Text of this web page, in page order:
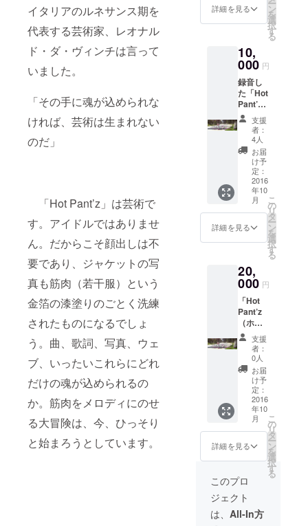
イタリアのルネサンス期を
代表する芸術家、レオナル
ド・ダ・ヴィンチは言って
いました。
「その手に魂が込められな
ければ、芸術は生まれない
のだ」
「Hot Pant’z」は芸術で
す。アイドルではありませ
ん。だからこそ顔出しは不
要であり、ジャケットの写
真も筋肉（若干服）という
金箔の漆塗りのごとく洗練
されたものになるでしょ
う。曲、歌詞、写真、ウェ
ブ、いったいこれらにどれ
だけの魂が込められるの
か。筋肉をメロディにのせ
る大冒険は、今、ひっそり
と始まろうとしています。
ナル
キャッ
プ、
ジェン
ド」
「筋肉
バカ特
製シー
ル」
「筋肉
バカコ
ラボヘ
ルシー
カレー2
食セッ
ト」お
届けい
たしま
す。
(\10500
詳細を見る ー
ン
を
選
択
す
る
10,
000 円
録音し
た「Hot
Pant’z
（ホッ
トパン
ツ）」
新曲音
源デー
タをCD
にし、
オリジ
ナルギ
フト
パッ
ケージ
でプレ
ト！ ①
＋新曲
音源
データ
をCDに
し、盤
面には
「Hot
Pant’z
（ホッ
トパン
ツ）」
直筆サ
イン入
り。更
に、あ
なたの
バカ
ドット
コムの
「Hot
Pant’z
支援
者：
4人
お届
け予
定：
2016
年10
月
詳細を見る
こ
の
リ
タ
ー
ン
を
選
択
す
る
20,
000 円
「Hot
Pant’z
（ホッ
トパン
ツ）」
のCD＋
秘蔵写
真が
入った
スペ
シャル
BOXを
プレゼ
ント！
④＋
ジャ
ケット
作成時
などに
撮影さ
れた筋
支援
者：
0人
お届
け予
定：
2016
年10
月
詳細を見る
こ
の
リ
タ
ー
ン
を
選
択
す
る
このプロ
ジェクト
は、 All-In方